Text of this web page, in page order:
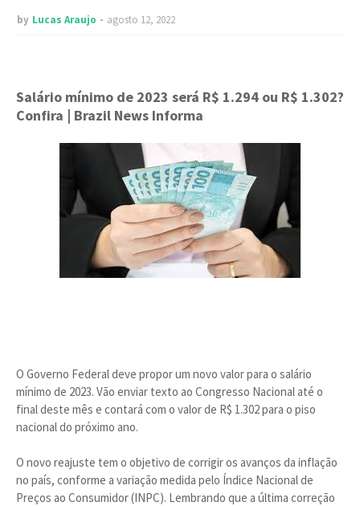
by Lucas Araujo agosto 12, 2022
Salário mínimo de 2023 será R$ 1.294 ou R$ 1.302?
Confira | Brazil News Informa
O Governo Federal deve propor um novo valor para o salário
mínimo de 2023. Vão enviar texto ao Congresso Nacional até o
final deste mês e contará com o valor de R$ 1.302 para o piso
nacional do próximo ano.
O novo reajuste tem o objetivo de corrigir os avanços da inflação
no país, conforme a variação medida pelo Índice Nacional de
Preços ao Consumidor (INPC). Lembrando que a última correção